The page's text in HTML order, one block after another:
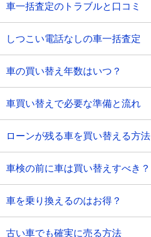
車一括査定のトラブルと口コミ
しつこい電話なしの車一括査定
車の買い替え年数はいつ？
車買い替えで必要な準備と流れ
ローンが残る車を買い替える方法
車検の前に車は買い替えすべき？
車を乗り換えるのはお得？
古い車でも確実に売る方法